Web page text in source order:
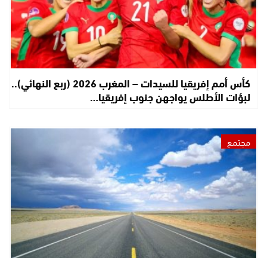
كأس أمم إفريقيا للسيدات – المغرب 2026 (ربع النهائي)..
لبؤات الأطلس يواجهن جنوب إفريقيا…
مجتمع